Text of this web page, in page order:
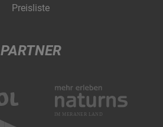
Preisliste
PARTNER